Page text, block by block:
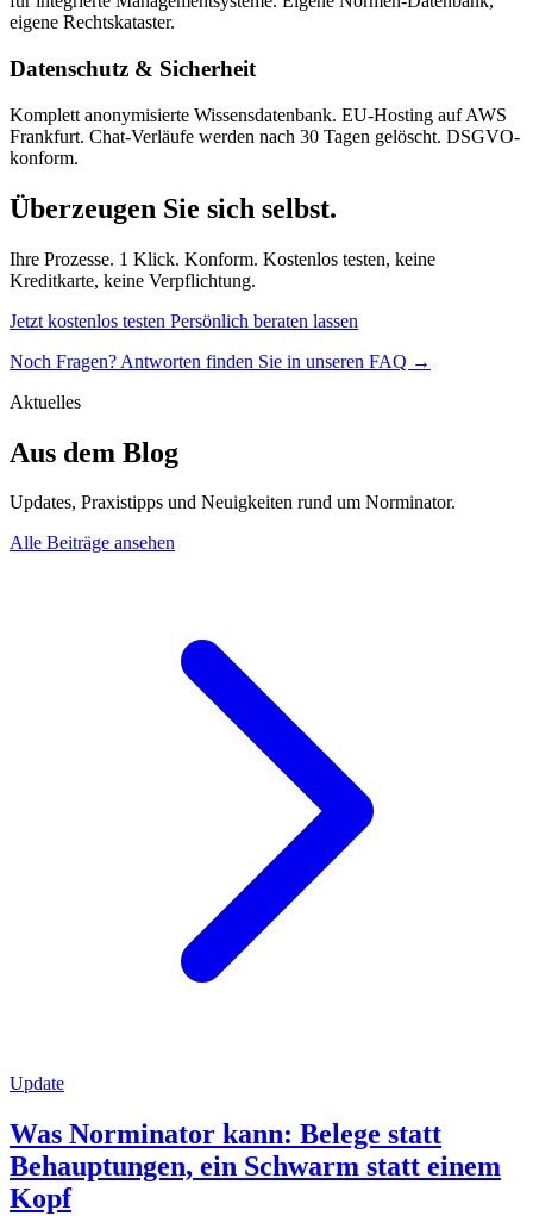
eigene Rechtskataster.
Datenschutz & Sicherheit
Komplett anonymisierte Wissensdatenbank. EU-Hosting auf AWS
Frankfurt. Chat-Verläufe werden nach 30 Tagen gelöscht. DSGVO-
konform.
Überzeugen Sie sich selbst.
Ihre Prozesse. 1 Klick. Konform. Kostenlos testen, keine
Kreditkarte, keine Verpflichtung.
Jetzt kostenlos testen Persönlich beraten lassen
Noch Fragen? Antworten finden Sie in unseren FAQ →
Aktuelles
Aus dem Blog
Updates, Praxistipps und Neuigkeiten rund um Norminator.
Alle Beiträge ansehen
Update
Was Norminator kann: Belege statt
Behauptungen, ein Schwarm statt einem
Kopf